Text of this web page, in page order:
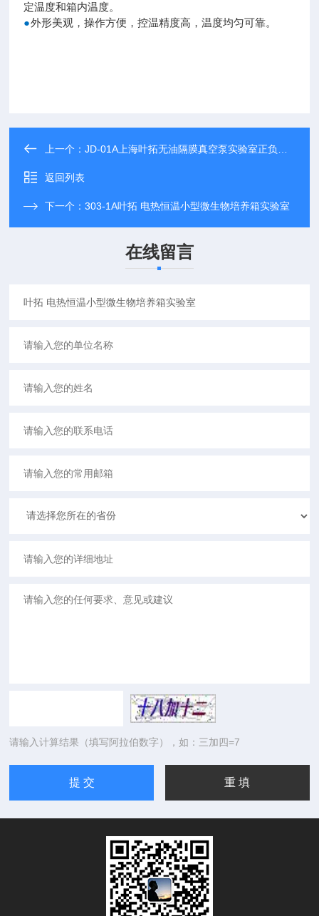
定温度和箱内温度。
●外形美观，操作方便，控温精度高，温度均匀可靠。
上一个：JD-01A上海叶拓无油隔膜真空泵实验室正负压隔膜泵
返回列表
下一个：303-1A叶拓 电热恒温小型微生物培养箱实验室
在线留言
请输入计算结果（填写阿拉伯数字），如：三加四=7